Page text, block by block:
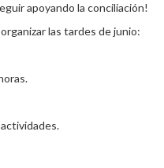
apoyando la conciliación!
las tardes de junio: